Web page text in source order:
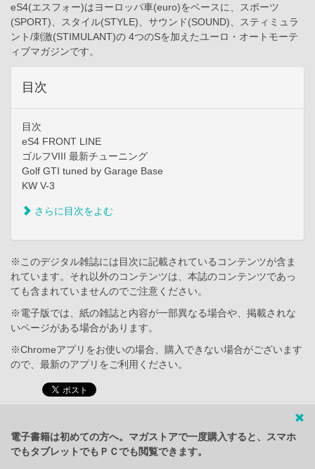
eS4(エスフォー)はヨーロッパ車(euro)をベースに、スポーツ
(SPORT)、スタイル(STYLE)、サウンド(SOUND)、スティミュラ
ント/刺激(STIMULANT)の 4つのSを加えたユーロ・オートモーテ
ィブマガジンです。
目次
目次
eS4 FRONT LINE
ゴルフVIII 最新チューニング
Golf GTI tuned by Garage Base
KW V-3
さらに目次をよむ
※このデジタル雑誌には目次に記載されているコンテンツが含ま
れています。それ以外のコンテンツは、本誌のコンテンツであっ
ても含まれていませんのでご注意ください。
※電子版では、紙の雑誌と内容が一部異なる場合や、掲載されな
いページがある場合があります。
※Chromeアプリをお使いの場合、購入できない場合がございます
ので、最新のアプリをご利用ください。
電子書籍は初めての方へ。マガストアで一度購入すると、スマホ
でもタブレットでもＰＣでも閲覧できます。